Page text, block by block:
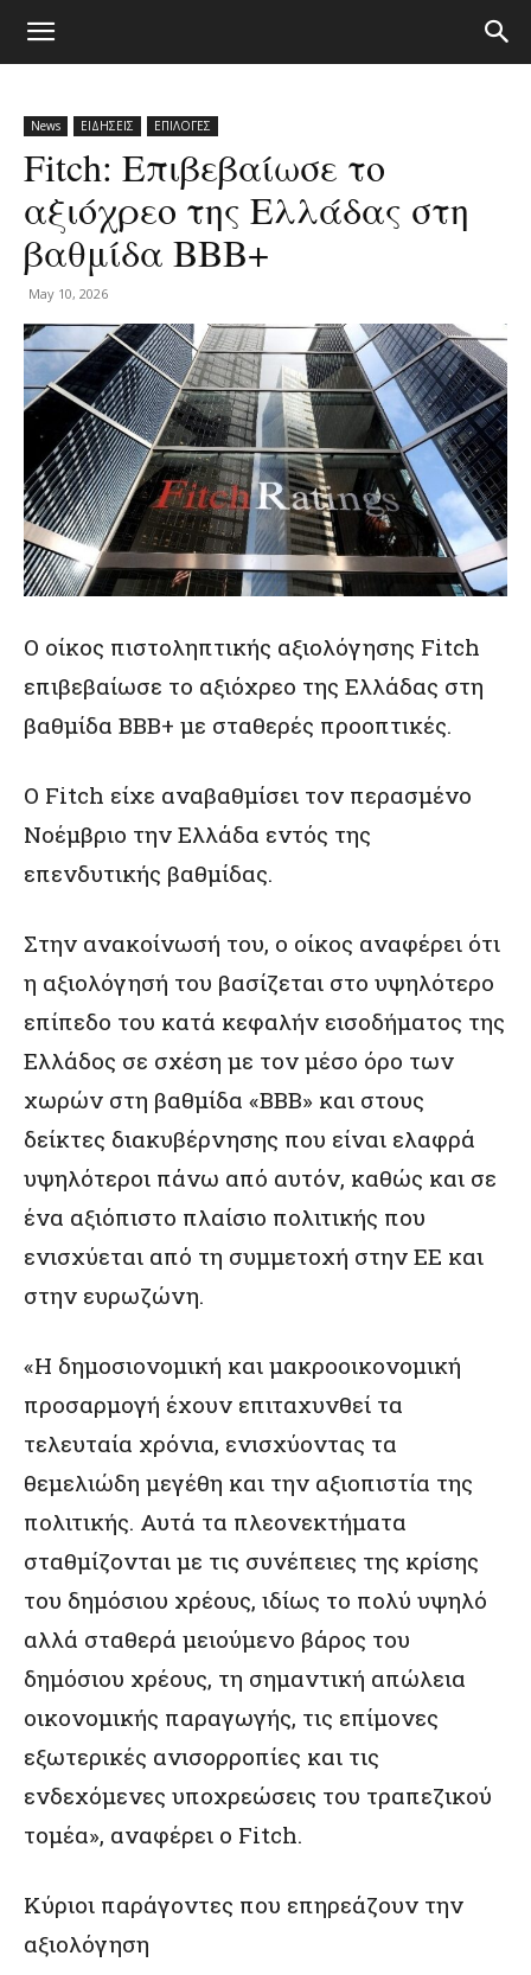
News ΕΙΔΗΣΕΙΣ ΕΠΙΛΟΓΕΣ
Fitch: Επιβεβαίωσε το
αξιόχρεο της Ελλάδας στη
βαθμίδα ΒΒΒ+
May 10, 2026
O οίκος πιστοληπτικής αξιολόγησης Fitch
επιβεβαίωσε το αξιόχρεο της Ελλάδας στη
βαθμίδα BBB+ με σταθερές προοπτικές.
Ο Fitch είχε αναβαθμίσει τον περασμένο
Νοέμβριο την Ελλάδα εντός της
επενδυτικής βαθμίδας.
Στην ανακοίνωσή του, ο οίκος αναφέρει ότι
η αξιολόγησή του βασίζεται στο υψηλότερο
επίπεδο του κατά κεφαλήν εισοδήματος της
Ελλάδος σε σχέση με τον μέσο όρο των
χωρών στη βαθμίδα «BBB» και στους
δείκτες διακυβέρνησης που είναι ελαφρά
υψηλότεροι πάνω από αυτόν, καθώς και σε
ένα αξιόπιστο πλαίσιο πολιτικής που
ενισχύεται από τη συμμετοχή στην ΕΕ και
στην ευρωζώνη.
«Η δημοσιονομική και μακροοικονομική
προσαρμογή έχουν επιταχυνθεί τα
τελευταία χρόνια, ενισχύοντας τα
θεμελιώδη μεγέθη και την αξιοπιστία της
πολιτικής. Αυτά τα πλεονεκτήματα
σταθμίζονται με τις συνέπειες της κρίσης
του δημόσιου χρέους, ιδίως το πολύ υψηλό
αλλά σταθερά μειούμενο βάρος του
δημόσιου χρέους, τη σημαντική απώλεια
οικονομικής παραγωγής, τις επίμονες
εξωτερικές ανισορροπίες και τις
ενδεχόμενες υποχρεώσεις του τραπεζικού
τομέα», αναφέρει ο Fitch.
Κύριοι παράγοντες που επηρεάζουν την
αξιολόγηση